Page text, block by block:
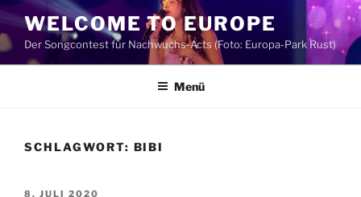
Zum
Inhalt
springen
WELCOME TO EUROPE
Der Songcontest für Nachwuchs-Acts (Foto: Europa-Park Rust)
Menü
SCHLAGWORT: BIBI
VERÖFFENTLICHT
8. JULI 2020